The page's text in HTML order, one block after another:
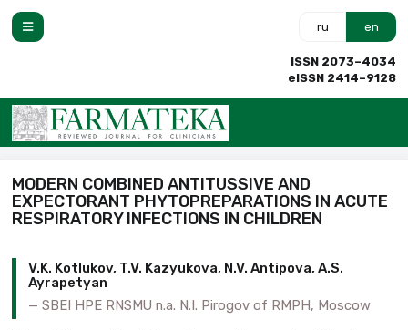
ru en
ISSN 2073–4034
eISSN 2414–9128
MODERN COMBINED ANTITUSSIVE AND
EXPECTORANT PHYTOPREPARATIONS IN ACUTE
RESPIRATORY INFECTIONS IN CHILDREN
V.K. Kotlukov, T.V. Kazyukova, N.V. Antipova, A.S.
Ayrapetyan
SBEI HPE RNSMU n.a. N.I. Pirogov of RMPH, Moscow